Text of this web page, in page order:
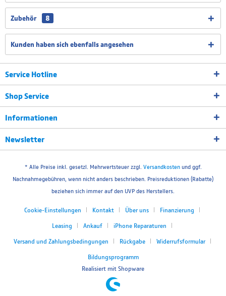
Zubehör 8
Kunden haben sich ebenfalls angesehen
Service Hotline
Shop Service
Informationen
Newsletter
* Alle Preise inkl. gesetzl. Mehrwertsteuer zzgl. Versandkostenund ggf.
Nachnahmegebühren, wenn nicht anders beschrieben. Preisreduktionen (Rabatte)
beziehen sich immer auf den UVP des Herstellers.
Cookie-Einstellungen Kontakt Über uns Finanzierung
Leasing Ankauf iPhone Reparaturen
Versand und Zahlungsbedingungen Rückgabe Widerrufsformular
Bildungsprogramm
Realisiert mit Shopware